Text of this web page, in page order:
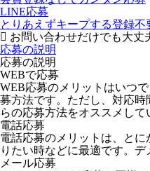
LINE応募
とりあえずキープする登録不
お問い合わせだけでも大丈
応募の説明
応募の説明
WEBで応募
WEB応募のメリットはいつ
募方法です。ただし、対応
らの応募方法をオススメして
電話応募
電話応募のメリットは、と
りたい時などに最適です。
メール応募